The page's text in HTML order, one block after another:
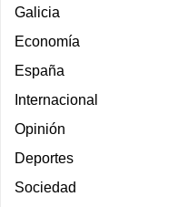
Galicia
Economía
España
Internacional
Opinión
Deportes
Sociedad